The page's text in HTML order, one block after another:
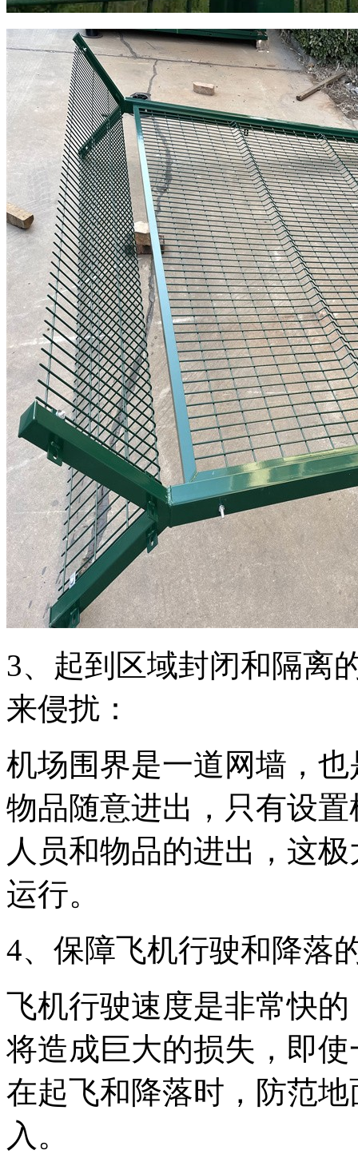
3、起到区域封闭和隔离
来侵扰：
机场围界是一道网墙，
物品随意进出，只有设
人员和物品的进出，这
运行。
4、保障飞机行驶和降落
飞机行驶速度是非常快
将造成巨大的损失，即
在起飞和降落时，防范
入。